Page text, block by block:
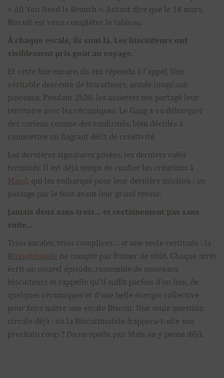
« All You Need Is Brunch ». Autant dire que le 14 mars,
Biscuit est venu compléter le tableau.
À chaque escale, ils sont là. Les biscuiteurs ont
visiblement pris goût au voyage.
Et cette fois encore, ils ont répondu à l’appel. Une
véritable descente de biscuiteurs, armés jusqu’aux
pinceaux. Pendant 2h30, les assiettes ont partagé leur
territoire avec les céramiques. Le Gang a vu débarquer
des curieux comme des confirmés, bien décidés à
commettre un flagrant délit de créativité.
Les dernières signatures posées, les derniers cafés
terminés. Il est déjà temps de confier les créations à
Maud, qui les embarque pour leur dernière mission : un
passage par le four avant leur grand retour.
Jamais deux sans trois… et certainement pas sans
suite…
Trois escales, trois complices… et une seule certitude : la
Biscuitmobile ne compte pas freiner de sitôt. Chaque arrêt
écrit un nouvel épisode, rassemble de nouveaux
biscuiteurs et rappelle qu’il suffit parfois d’un lieu, de
quelques céramiques et d’une belle énergie collective
pour faire naître une escale Biscuit. Une seule question
circule déjà : où la Biscuitmobile frappera-t-elle son
prochain coup ? On ne spoile pas. Mais on y pense déjà.